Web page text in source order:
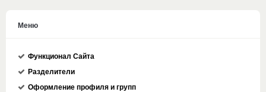
Меню
Функционал Сайта
Разделители
Оформление профиля и групп